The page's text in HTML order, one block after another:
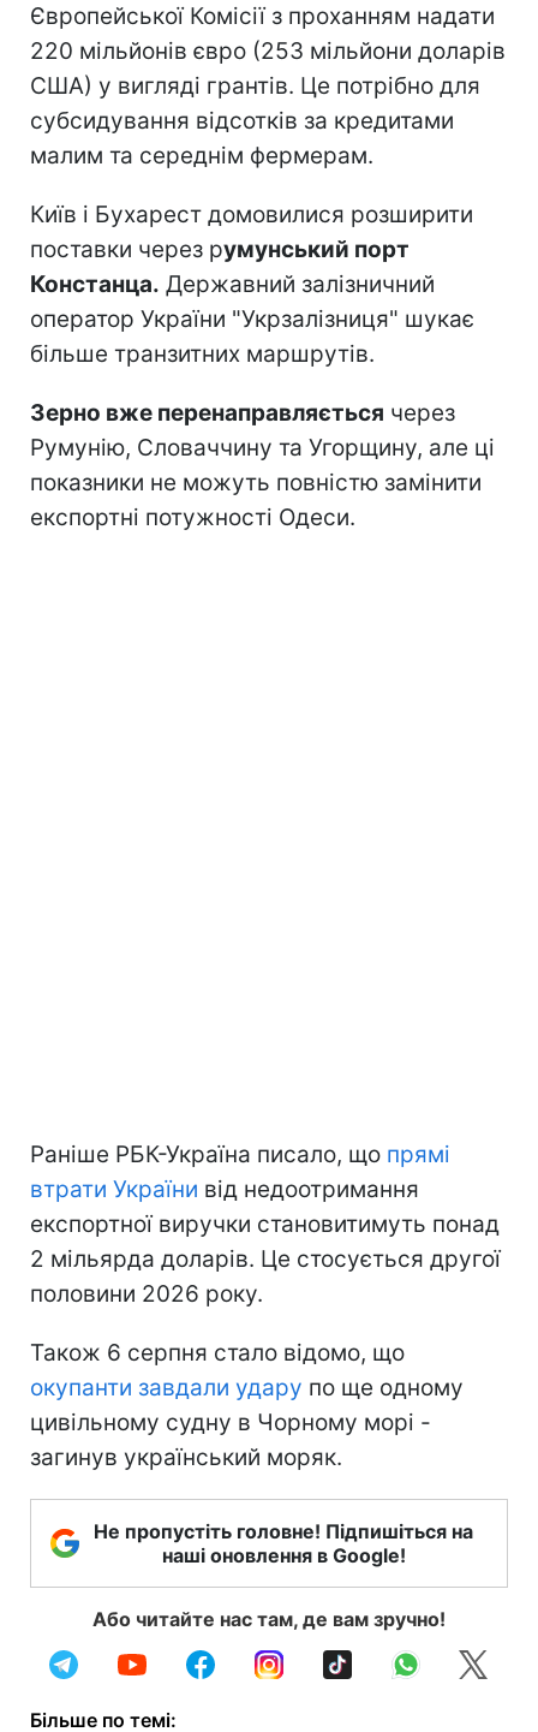
Європейської Комісії з проханням надати
220 мільйонів євро (253 мільйони доларів
США) у вигляді грантів. Це потрібно для
субсидування відсотків за кредитами
малим та середнім фермерам.
Київ і Бухарест домовилися розширити
поставки через румунський порт
Констанца. Державний залізничний
оператор України "Укрзалізниця" шукає
більше транзитних маршрутів.
Зерно вже перенаправляється через
Румунію, Словаччину та Угорщину, але ці
показники не можуть повністю замінити
експортні потужності Одеси.
Раніше РБК-Україна писало, що прямі
втрати України від недоотримання
експортної виручки становитимуть понад
2 мільярда доларів. Це стосується другої
половини 2026 року.
Також 6 серпня стало відомо, що
окупанти завдали удару по ще одному
цивільному судну в Чорному морі -
загинув український моряк.
Не пропустіть головне! Підпишіться на
наші оновлення в Google!
Або читайте нас там, де вам зручно!
Більше по темі: